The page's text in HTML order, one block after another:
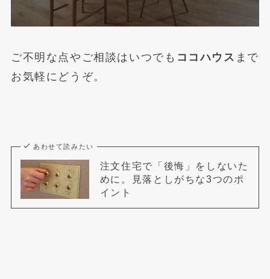
ご不明な点やご相談はいつでも ココハウス まで
お気軽にどうぞ。
あわせて読みたい
注文住宅で「後悔」をしないた
めに。見落としがちな3つのポ
イント